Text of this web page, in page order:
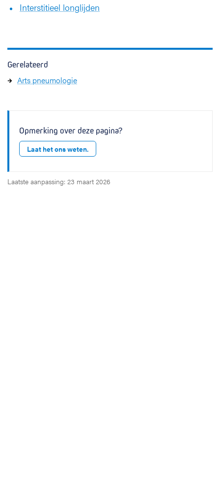
Interstitieel longlijden
Gerelateerd
Arts pneumologie
Opmerking over deze pagina?
Laat het ons weten.
Laatste aanpassing: 23 maart 2026